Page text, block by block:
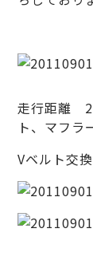
走行距離
ト、マフラ
Vベルト交